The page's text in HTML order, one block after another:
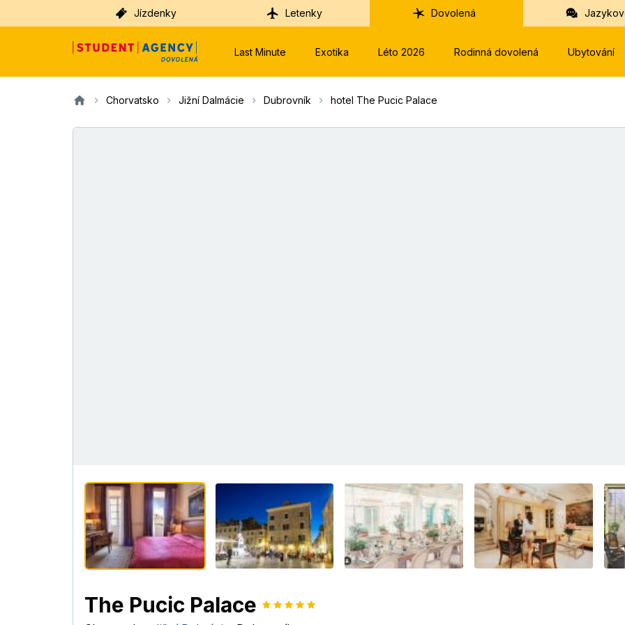
Jízdenky Letenky Dovolená
Last Minute Exotika Léto 2026 Rodinná dovolená Ubytování
Chorvatsko Jižní Dalmácie Dubrovník hotel The Pucic Palace
The Pucic Palace